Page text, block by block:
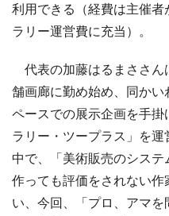
利用できる（経費は主催
ラリー運営費に充当）。
代表の加藤はるまささん
舗画廊に勤め始め、同か
ペースでの展示企画を手
ラリー・ツープラス」を
中で、「美術販売のシス
作っても評価をされない
い、今回、「プロ、アマ